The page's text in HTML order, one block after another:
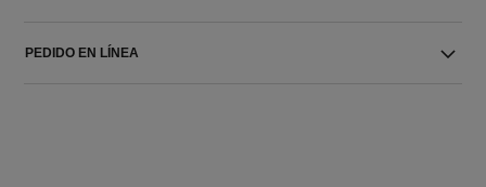
PEDIDO EN LÍNEA